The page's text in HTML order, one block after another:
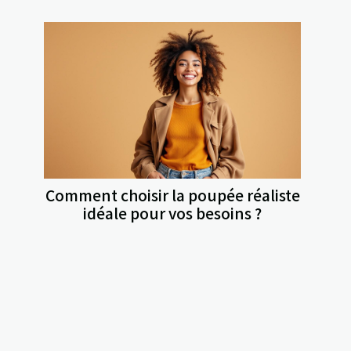
Comment choisir la poupée réaliste
idéale pour vos besoins ?